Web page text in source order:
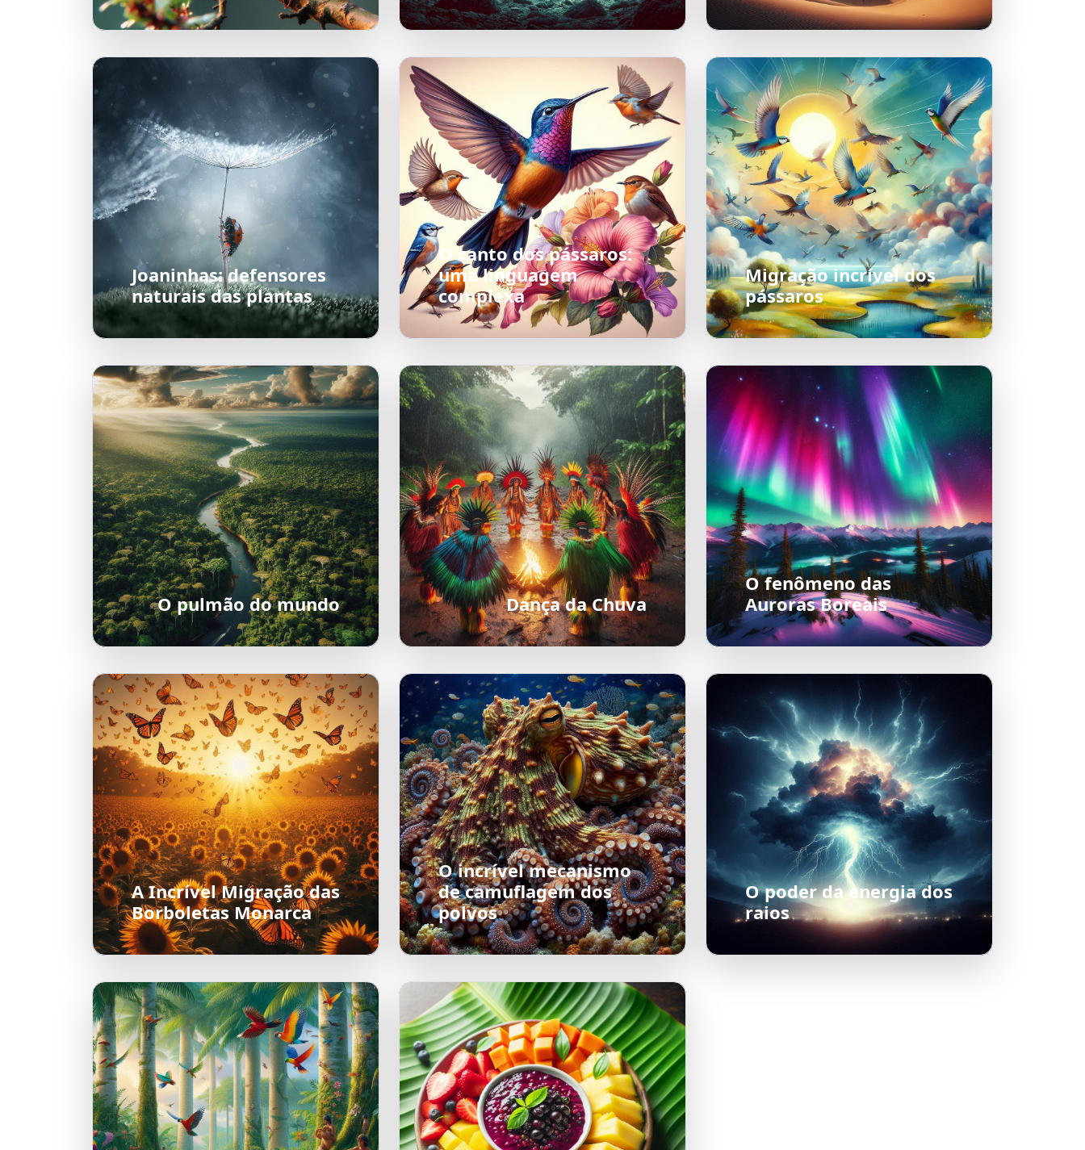
Joaninhas: defensores
naturais das plantas
O canto dos pássaros:
uma linguagem
complexa
Migração incrível dos
pássaros
O pulmão do mundo Dança da Chuva
O fenômeno das
Auroras Boreais
A Incrível Migração das
Borboletas Monarca
O incrível mecanismo
de camuflagem dos
polvos
O poder da energia dos
raios